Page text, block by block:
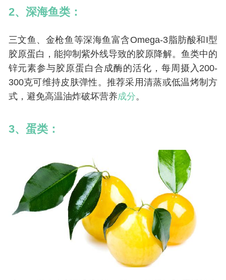
2、深海鱼类：
三文鱼、金枪鱼等深海鱼富含Omega-3脂肪酸和I型
胶原蛋白，能抑制紫外线导致的胶原降解。鱼类中的
锌元素参与胶原蛋白合成酶的活化，每周摄入200-
300克可维持皮肤弹性。推荐采用清蒸或低温烤制方
式，避免高温油炸破坏营养成分。
3、蛋类：